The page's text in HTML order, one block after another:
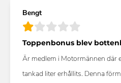
Bengt
Toppenbonus blev
Är medlem i Motormännen där
tankad liter erhållits. Denna